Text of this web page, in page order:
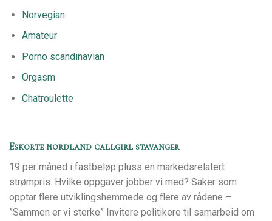
Norvegian
Amateur
Porno scandinavian
Orgasm
Chatroulette
Eskorte nordland callgirl stavanger
19 per måned i fastbeløp pluss en markedsrelatert
strømpris. Hvilke oppgaver jobber vi med? Saker som
opptar flere utviklingshemmede og flere av rådene –
”Sammen er vi sterke” Invitere politikere til samarbeid om